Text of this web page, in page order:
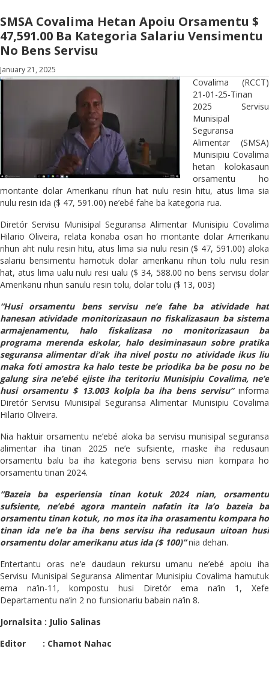
SMSA Covalima Hetan Apoiu Orsamentu $
47,591.00 Ba Kategoria Salariu Vensimentu
No Bens Servisu
January 21, 2025
Covalima (RCCT)
21-01-25-Tinan
2025 Servisu
Munisipal
Seguransa
Alimentar (SMSA)
Munisipiu Covalima
hetan kolokasaun
orsamentu ho
montante dolar Amerikanu rihun hat nulu resin hitu, atus lima sia
nulu resin ida ($ 47, 591.00) ne’ebé fahe ba kategoria rua.
Diretór Servisu Munisipal Seguransa Alimentar Munisipiu Covalima
Hilario Oliveira, relata konaba osan ho montante dolar Amerikanu
rihun aht nulu resin hitu, atus lima sia nulu resin ($ 47, 591.00) aloka
salariu bensimentu hamotuk dolar amerikanu rihun tolu nulu resin
hat, atus lima ualu nulu resi ualu ($ 34, 588.00 no bens servisu dolar
Amerikanu rihun sanulu resin tolu, dolar tolu ($ 13, 003)
“Husi orsamentu bens servisu ne’e fahe ba atividade hat
hanesan atividade monitorizasaun no fiskalizasaun ba sistema
armajenamentu, halo fiskalizasa no monitorizasaun ba
programa merenda eskolar, halo desiminasaun sobre pratika
seguransa alimentar di’ak iha nivel postu no atividade ikus liu
maka foti amostra ka halo teste be priodika ba be posu no be
galung sira ne’ebé ejiste iha teritoriu Munisipiu Covalima, ne’e
husi orsamentu $ 13.003 kolpla ba iha bens servisu”informa
Diretór Servisu Munisipal Seguransa Alimentar Munisipiu Covalima
Hilario Oliveira.
Nia haktuir orsamentu ne’ebé aloka ba servisu munisipal seguransa
alimentar iha tinan 2025 ne’e sufsiente, maske iha redusaun
orsamentu balu ba iha kategoria bens servisu nian kompara ho
orsamentu tinan 2024.
“Bazeia ba esperiensia tinan kotuk 2024 nian, orsamentu
sufsiente, ne’ebé agora mantein nafatin ita la’o bazeia ba
orsamentu tinan kotuk, no mos ita iha orasamentu kompara ho
tinan ida ne’e ba iha bens servisu iha redusaun uitoan husi
orsamentu dolar amerikanu atus ida ($ 100)”nia dehan.
Entertantu oras ne’e daudaun rekursu umanu ne’ebé apoiu iha
Servisu Munisipal Seguransa Alimentar Munisipiu Covalima hamutuk
ema na’in-11, kompostu husi Diretór ema na’in 1, Xefe
Departamentu na’in 2 no funsionariu babain na’in 8.
Jornalsita : Julio Salinas
Editor : Chamot Nahac